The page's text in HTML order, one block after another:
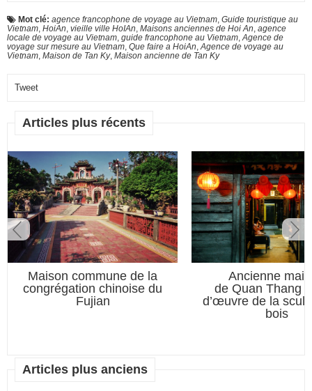
Mot clé: agence francophone de voyage au Vietnam, Guide touristique au
Vietnam, HoiAn, vieille ville HoIAn, Maisons anciennes de Hoi An, agence
locale de voyage au Vietnam, guide francophone au Vietnam,Agence de
voyage sur mesure au Vietnam, Que faire a HoiAn,Agence de voyage au
Vietnam, Maison de Tan Ky, Maison ancienne de Tan Ky
Tweet
Articles plus récents
Maison commune de la
congrégation chinoise du
Fujian
Ancienne
de Quan Thang
d’œuvre de la
bois
Articles plus anciens